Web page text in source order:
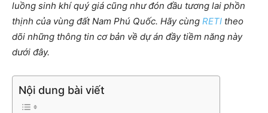
luồng sinh khí quý giá cũng như đón đầu tương lai phồn
thịnh của vùng đất Nam Phú Quốc. Hãy cùng RETI theo
dõi những thông tin cơ bản về dự án đầy tiềm năng này
dưới đây.
Nội dung bài viết